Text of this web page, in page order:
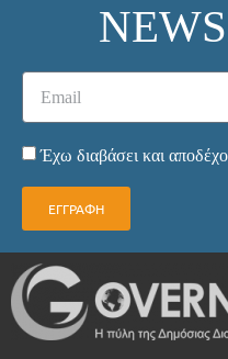
Έχω διαβάσει και
ΕΓΓΡΑΦΗ